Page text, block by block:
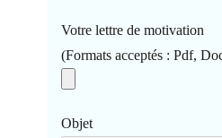
Votre lettre de motivation
(Formats acceptés : Pdf,
Objet